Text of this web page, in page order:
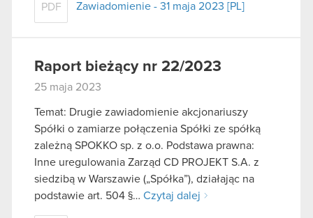
PDF Zawiadomienie - 31 maja 2023 [PL]
Raport bieżący nr 22/2023
25 maja 2023
Temat: Drugie zawiadomienie akcjonariuszy
Spółki o zamiarze połączenia Spółki ze spółką
zależną SPOKKO sp. z o.o. Podstawa prawna:
Inne uregulowania Zarząd CD PROJEKT S.A. z
siedzibą w Warszawie („Spółka”), działając na
podstawie art. 504 §… Czytaj dalej